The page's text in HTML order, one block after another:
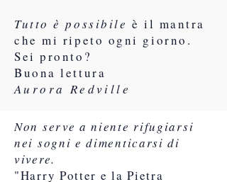
Tutto è possibile è il mantra
che mi ripeto ogni giorno.
Sei pronto?
Buona lettura
Aurora Redville
Non serve a niente rifugiarsi
nei sogni e dimenticarsi di
vivere.
"Harry Potter e la Pietra